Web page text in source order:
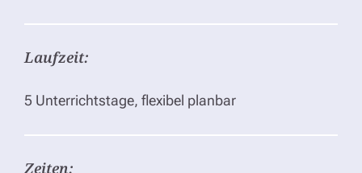
Laufzeit:
5 Unterrichtstage, flexibel planbar
Zeiten: